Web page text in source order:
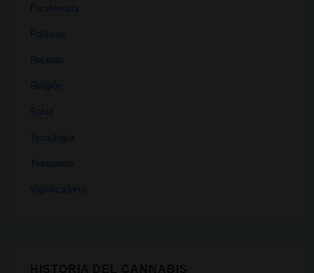
Parafernalia
Políticas
Recetas
Religión
Salud
Tecnología
Transporte
Vaporizadores